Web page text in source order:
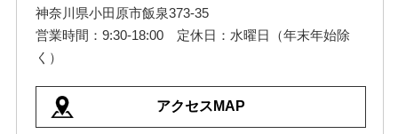
神奈川県小田原市飯泉373-35
営業時間：9:30-18:00 定休日：水曜日（年末年始除
く）
アクセスMAP